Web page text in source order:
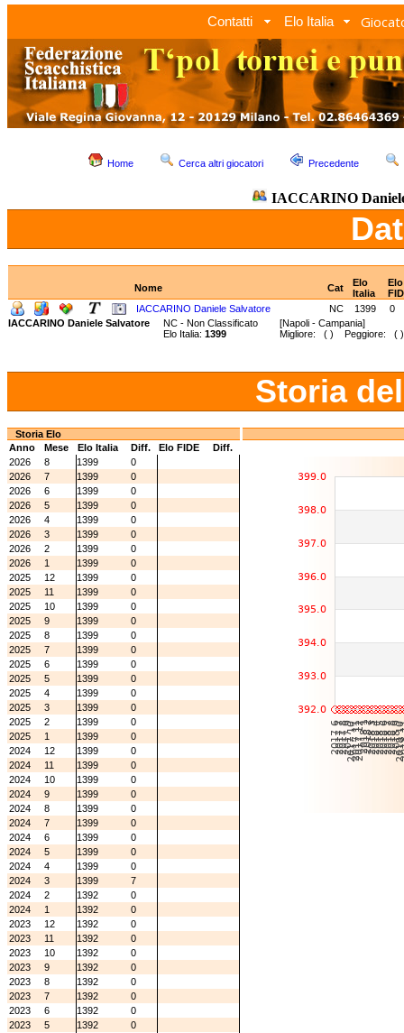
Contatti Elo Italia
Home Cerca altri giocatori Precedente
IACCARINO
Nome Cat
Elo
Italia
Elo
IACCARINO Daniele Salvatore
NC 1399
0
IACCARINO Daniele Salvatore
NC - Non Classificato [Napoli - Campania]
Elo Italia: 1399 Migliore: ( ) Peggiore: ( )
Storia
Storia Elo
Anno
Mese Elo Italia Diff. Elo FIDE
Diff.
2026
8 1399
0
2026
7 1399
0
2026
6 1399
0
2026
5 1399
0
2026
4 1399
0
2026
3 1399
0
2026
2 1399
0
2026
1 1399
0
2025
12 1399
0
2025
11 1399
0
2025
10 1399
0
2025
9 1399
0
2025
8 1399
0
2025
7 1399
0
2025
6 1399
0
2025
5 1399
0
2025
4 1399
0
2025
3 1399
0
2025
2 1399
0
2025
1 1399
0
2024
12 1399
0
2024
11 1399
0
2024
10 1399
0
2024
9 1399
0
2024
8 1399
0
2024
7 1399
0
2024
6 1399
0
2024
5 1399
0
2024
4 1399
0
2024
3 1399
7
2024
2 1392
0
2024
1 1392
0
2023
12 1392
0
2023
11 1392
0
2023
10 1392
0
2023
9 1392
0
2023
8 1392
0
2023
7 1392
0
2023
6 1392
0
2023
5 1392
0